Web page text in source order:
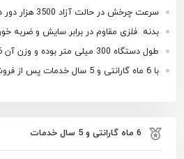
سرعت چرخش در حالت آزاد 3500 هزار دور در دقیقه
بدنه فلزی مقاوم در برابر سایش و ضربه
طول دستگاه 300 میلی متر بوده و وزن آن 9.6 کیلوگرم
با 6 ماه گارانتی و 5 سال خدمات پس از فروش
6 ماه گارانتی و 5 سال خدمات